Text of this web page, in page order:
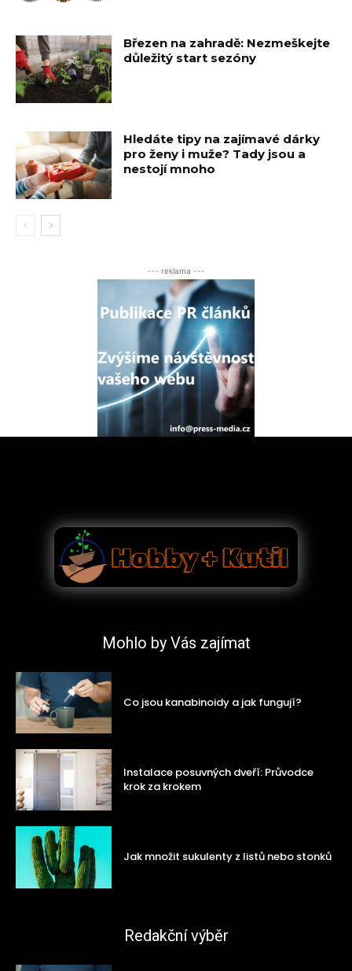
Březen na zahradě: Nezmeškejte
důležitý start sezóny
Hledáte tipy na zajímavé dárky
pro ženy i muže? Tady jsou a
nestojí mnoho
--- reklama ---
Mohlo by Vás zajímat
Co jsou kanabinoidy a jak fungují?
Instalace posuvných dveří: Průvodce
krok za krokem
Jak množit sukulenty z listů nebo stonků
Redakční výběr